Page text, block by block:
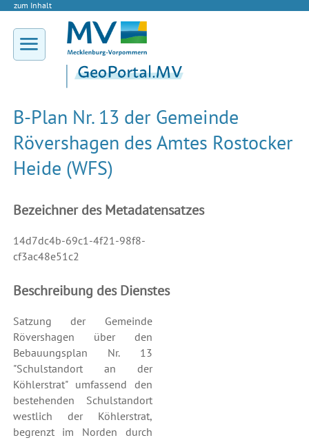
zum Inhalt
B-Plan Nr. 13 der Gemeinde
Rövershagen des Amtes Rostocker
Heide (WFS)
Bezeichner des Metadatensatzes
14d7dc4b-69c1-4f21-98f8-
cf3ac48e51c2
Beschreibung des Dienstes
Satzung der Gemeinde
Rövershagen über den
Bebauungsplan Nr. 13
"Schulstandort an der
Köhlerstrat" umfassend den
bestehenden Schulstandort
westlich der Köhlerstrat,
begrenzt im Norden durch